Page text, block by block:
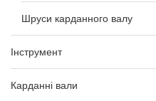
Шруси карданного валу
Інструмент
Карданні вали